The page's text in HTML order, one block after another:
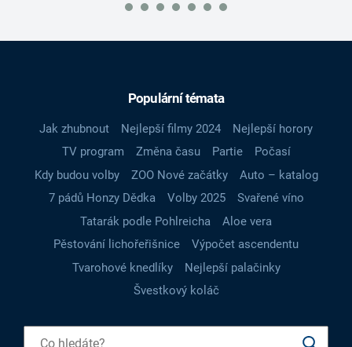
Populární témata
Jak zhubnout Nejlepší filmy 2024
Nejlepší horory
TV program
Změna času Partie
Počasí
Kdy budou volby
ZOO Nové začátky
Auto – katalog
7 pádů Honzy Dědka
Volby 2025
Svařené víno
Tatarák podle Pohlreicha
Aloe vera
Pěstování lichořeřišnice
Výpočet ascendentu
Tvarohové knedlíky
Nejlepší palačinky
Švestkový koláč